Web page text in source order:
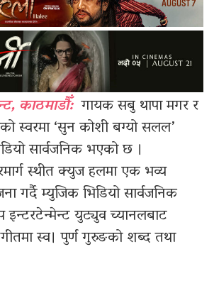
काठमाडौँ: गायक सबु थापा मगर र
स्वरमा ‘सुन कोशी बग्यो सलल’
सार्वजनिक भएको छ ।
स्थीत क्युज हलमा एक भव्य
गर्दै म्युजिक भिडियो सार्वजनिक
इन्टरटेन्मेन्ट युट्युव च्यानलबाट
स्व। पुर्ण गुरुङको शब्द तथा